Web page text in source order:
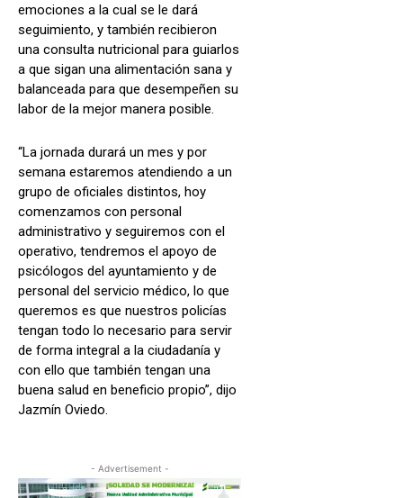
emociones a la cual se le dará
seguimiento, y también recibieron
una consulta nutricional para guiarlos
a que sigan una alimentación sana y
balanceada para que desempeñen su
labor de la mejor manera posible.
“La jornada durará un mes y por
semana estaremos atendiendo a un
grupo de oficiales distintos, hoy
comenzamos con personal
administrativo y seguiremos con el
operativo, tendremos el apoyo de
psicólogos del ayuntamiento y de
personal del servicio médico, lo que
queremos es que nuestros policías
tengan todo lo necesario para servir
de forma integral a la ciudadanía y
con ello que también tengan una
buena salud en beneficio propio”, dijo
Jazmín Oviedo.
- Advertisement -